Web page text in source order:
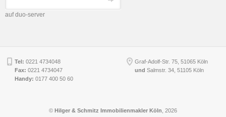
auf duo-server
Tel: 0221 4734048
Fax: 0221 4734047
Handy: 0177 400 50 60
Graf-Adolf-Str. 75, 51065 Köln
und Salmstr. 34 ,51105 Köln
© Hilger & Schmitz Immobilienmakler Köln , 2026